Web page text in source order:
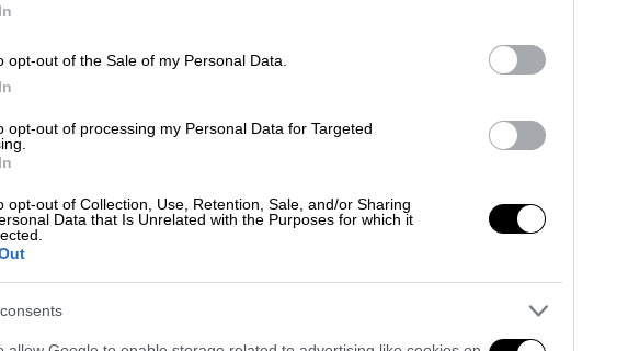
opt-out of the Sale of my Personal Data.
opt-out of processing my Personal Data for Targeted
opt-out of Collection, Use, Retention, Sale, and/or Sharing
Data that Is Unrelated with the Purposes for which it
Χρυσές Σφαίρες
το NBC
επιτροπής. «Συνεχίζουμε να
για ουσιαστική μεταρρύθμιση» δήλωσε
αυτού του μεγέθους απαιτεί χρόνο και
χρειάζεται χρόνο για να το κάνει
την απονομή των Χρυσών
θα υλοποιήσει το σχέδιό του,